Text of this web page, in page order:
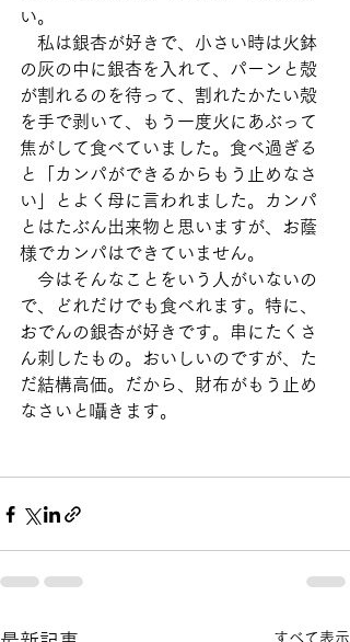
い。
私は銀杏が好きで、小さい時は火鉢
の灰の中に銀杏を入れて、パーンと殻
が割れるのを待って、割れたかたい殻
を手で剥いて、もう一度火にあぶって
焦がして食べていました。食べ過ぎる
と「カンパができるからもう止めなさ
い」とよく母に言われました。カンパ
とはたぶん出来物と思いますが、お蔭
様でカンパはできていません。
今はそんなことをいう人がいないの
で、どれだけでも食べれます。特に、
おでんの銀杏が好きです。串にたくさ
ん刺したもの。おいしいのですが、た
だ結構高価。だから、財布がもう止め
なさいと囁きます。
すべて表示